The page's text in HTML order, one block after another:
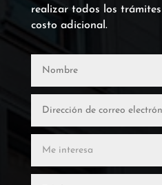
realizar todos los
costo adicional.